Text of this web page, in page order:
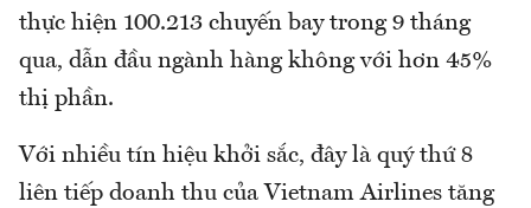
thực hiện 100.213 chuyến bay trong 9 tháng
qua, dẫn đầu ngành hàng không với hơn 45%
thị phần.
Với nhiều tín hiệu khởi sắc, đây là quý thứ 8
liên tiếp doanh thu của Vietnam Airlines tăng